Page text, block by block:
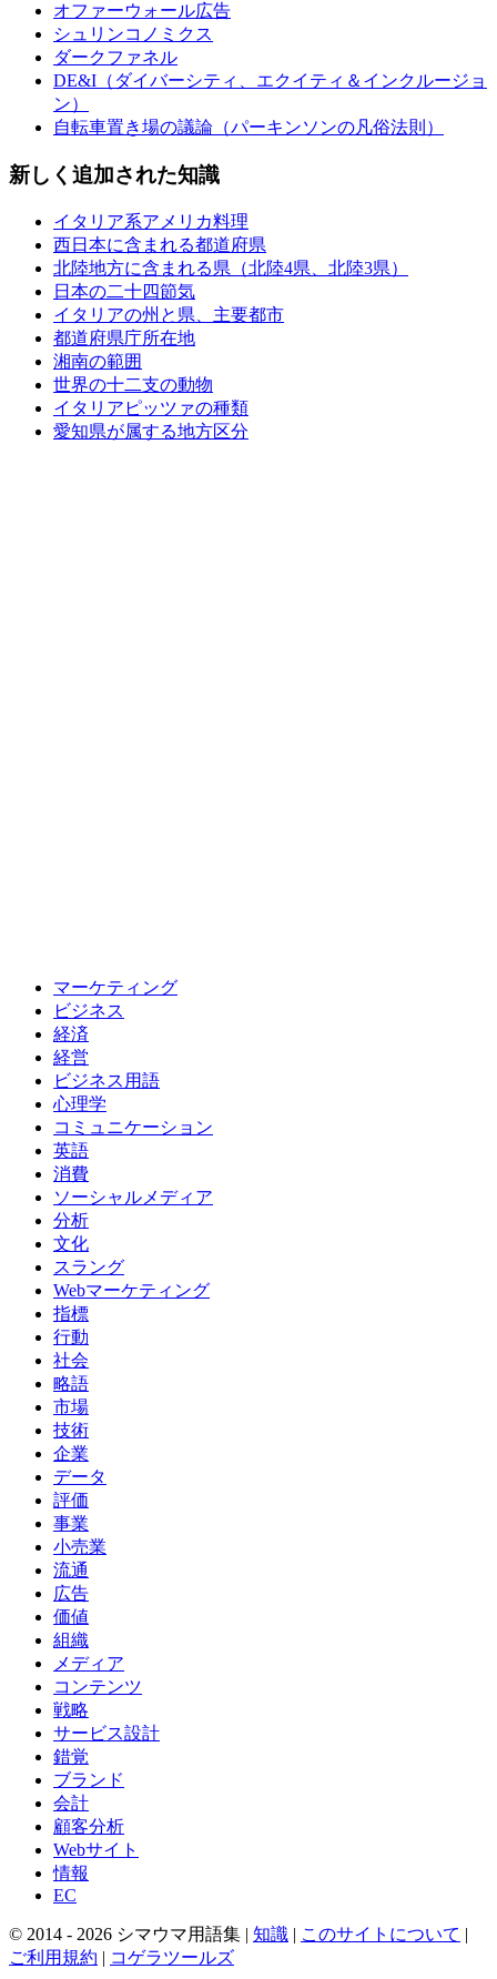
オファーウォール広告
シュリンコノミクス
ダークファネル
DE&I（ダイバーシティ、エクイティ＆インクルージョ
ン）
自転車置き場の議論（パーキンソンの凡俗法則）
新しく追加された知識
イタリア系アメリカ料理
西日本に含まれる都道府県
北陸地方に含まれる県（北陸4県、北陸3県）
日本の二十四節気
イタリアの州と県、主要都市
都道府県庁所在地
湘南の範囲
世界の十二支の動物
イタリアピッツァの種類
愛知県が属する地方区分
マーケティング
ビジネス
経済
経営
ビジネス用語
心理学
コミュニケーション
英語
消費
ソーシャルメディア
分析
文化
スラング
Webマーケティング
指標
行動
社会
略語
市場
技術
企業
データ
評価
事業
小売業
流通
広告
価値
組織
メディア
コンテンツ
戦略
サービス設計
錯覚
ブランド
会計
顧客分析
Webサイト
情報
EC
© 2014 - 2026 シマウマ用語集 | 知識 | このサイトについて |
ご利用規約 | コゲラツールズ